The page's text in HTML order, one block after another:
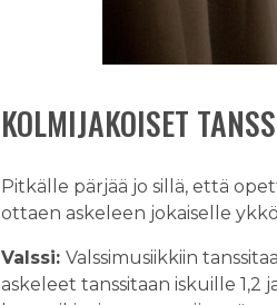
KOLMIJAKOISET
Pitkälle pärjää jo sillä, että
ottaen askeleen jokaiselle
Valssi: Valssimusiikkiin
askeleet tanssitaan iskuille 1,2